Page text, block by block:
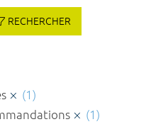
RECHERCHER
(1)
(1)